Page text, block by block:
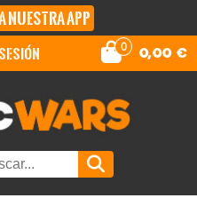
NUESTRA APP
0 0,00 €